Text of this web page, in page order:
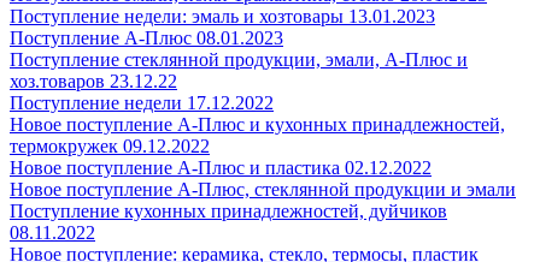
Поступление недели: эмаль и хозтовары 13.01.2023
Поступление А-Плюс 08.01.2023
Поступление стеклянной продукции, эмали, А-Плюс и
хоз.товаров 23.12.22
Поступление недели 17.12.2022
Новое поступление А-Плюс и кухонных принадлежностей,
термокружек 09.12.2022
Новое поступление А-Плюс и пластика 02.12.2022
Новое поступление А-Плюс, стеклянной продукции и эмали
Поступление кухонных принадлежностей, дуйчиков
08.11.2022
Новое поступление: керамика, стекло, термосы, пластик